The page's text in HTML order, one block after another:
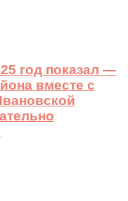
год показал —
вместе с